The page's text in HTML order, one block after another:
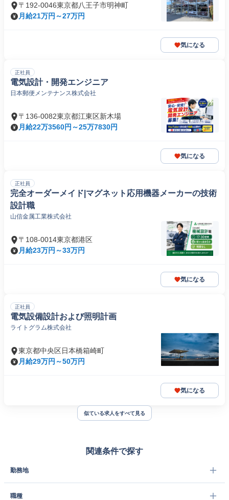
〒192-0046東京都八王子市明神町
月給21万円～27万円
気になる
正社員
電気設計・開発エンジニア
日本郵便メンテナンス株式会社
〒136-0082東京都江東区新木場
月給22万3560円～25万7830円
気になる
正社員
完全オーダーメイド|マグネット応用機器メーカーの技術
設計職
山信金属工業株式会社
〒108-0014東京都港区
月給23万円～33万円
気になる
正社員
電気設備設計および照明計画
ライトグラム株式会社
東京都中央区日本橋箱崎町
月給29万円～50万円
気になる
似ている求人をすべて見る
関連条件で探す
勤務地
職種